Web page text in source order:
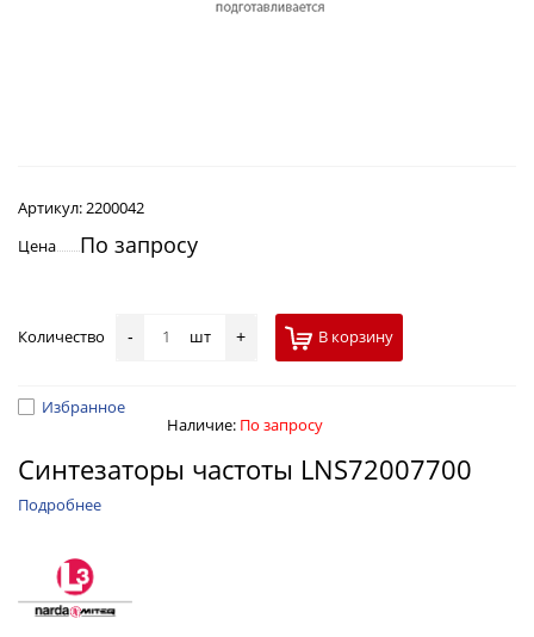
Артикул:2200042
Цена
По запросу
Количество - шт + В корзину
Избранное
Наличие: По запросу
Синтезаторы частоты LNS72007700
Подробнее